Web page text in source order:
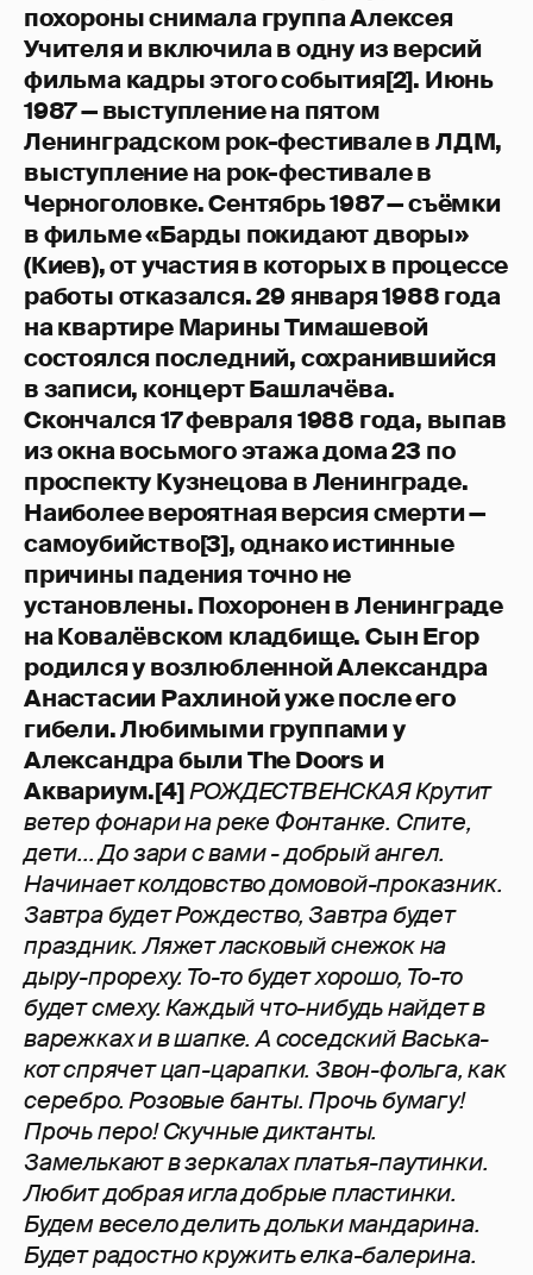
похороны снимала группа Алексея
Учителя и включила в одну из версий
фильма кадры этого события[2]. Июнь
1987 — выступление на пятом
Ленинградском рок-фестивале в ЛДМ,
выступление на рок-фестивале в
Черноголовке. Сентябрь 1987 — съёмки
в фильме «Барды покидают дворы»
(Киев), от участия в которых в процессе
работы отказался. 29 января 1988 года
на квартире Марины Тимашевой
состоялся последний, сохранившийся
в записи, концерт Башлачёва.
Скончался 17 февраля 1988 года, выпав
из окна восьмого этажа дома 23 по
проспекту Кузнецова в Ленинграде.
Наиболее вероятная версия смерти —
самоубийство[3], однако истинные
причины падения точно не
установлены. Похоронен в Ленинграде
на Ковалёвском кладбище. Сын Егор
родился у возлюбленной Александра
Анастасии Рахлиной уже после его
гибели. Любимыми группами у
Александра были The Doors и
Аквариум.[4]РОЖДЕСТВЕНСКАЯ Крутит
ветер фонари на реке Фонтанке. Спите,
дети... До зари с вами - добрый ангел.
Начинает колдовство домовой-проказник.
Завтра будет Рождество, Завтра будет
праздник. Ляжет ласковый снежок на
дыру-прореху. То-то будет хорошо, То-то
будет смеху. Каждый что-нибудь найдет в
варежках и в шапке. А соседский Васька-
кот спрячет цап-царапки. Звон-фольга, как
серебро. Розовые банты. Прочь бумагу!
Прочь перо! Скучные диктанты.
Замелькают в зеркалах платья-паутинки.
Любит добрая игла добрые пластинки.
Будем весело делить дольки мандарина.
Будет радостно кружить елка-балерина.